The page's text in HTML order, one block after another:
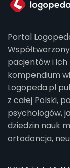
Portal
pacjentów i ich
kompendium
Logopeda.pl
z całej Polski,
psychologów,
dziedzin nauk
ortodoncja,